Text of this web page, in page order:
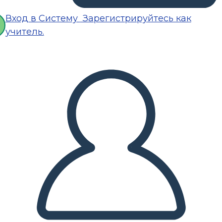
Вход в Систему Зарегистрируйтесь как
учитель.